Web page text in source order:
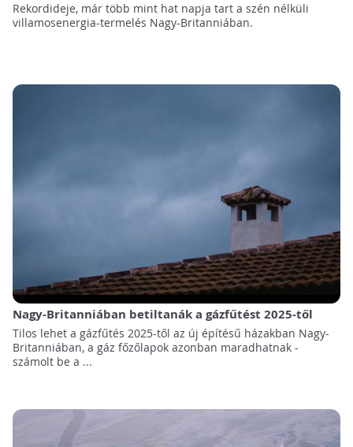
Rekordideje, már több mint hat napja tart a szén nélküli
villamosenergia-termelés Nagy-Britanniában.
Nagy-Britanniában betiltanák a gázfűtést 2025-től
Tilos lehet a gázfűtés 2025-től az új építésű házakban Nagy-
Britanniában, a gáz főzőlapok azonban maradhatnak -
számolt be a ...